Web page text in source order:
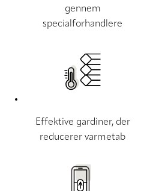
gennem
specialforhandlere
Effektive gardiner, der
reducerer varmetab